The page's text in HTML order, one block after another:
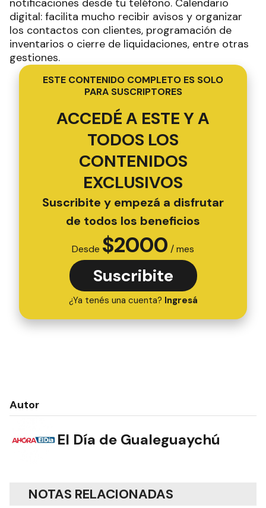
digital: facilita mucho recibir avisos y organizar
los contactos con clientes, programación de
inventarios o cierre de liquidaciones, entre otras
gestiones.
ESTE CONTENIDO COMPLETO ES SOLO
PARA SUSCRIPTORES
ACCEDÉ A ESTE Y A
TODOS LOS
CONTENIDOS
EXCLUSIVOS
Suscribite y empezá a disfrutar
de todos los beneficios
Desde $2000 / mes
Suscribite
¿Ya tenés una cuenta? Ingresá
Autor
El Día de Gualeguaychú
NOTAS RELACIONADAS